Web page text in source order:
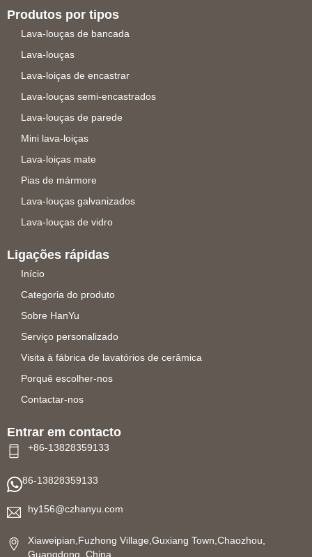
Produtos por tipos
Lava-louças de bancada
Lava-louças
Lava-loiças de encastrar
Lava-louças semi-encastrados
Lava-louças de parede
Mini lava-loiças
Lava-loiças mate
Pias de mármore
Lava-louças galvanizados
Lava-louças de vidro
Ligações rápidas
Início
Categoria do produto
Sobre HanYu
Serviço personalizado
Visita à fábrica de lavatórios de cerâmica
Porquê escolher-nos
Contactar-nos
Entrar em contacto
+86-13828359133
86-13828359133
hy156@czhanyu.com
Xiaweipian,Fuzhong Village,Guxiang Town,Chaozhou,
Guangdong, China